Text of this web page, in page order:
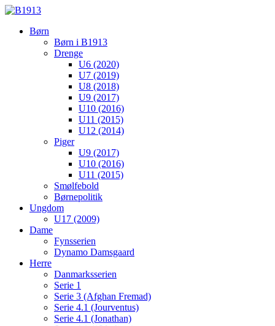
Børn
Børn i B1913
Drenge
U6 (2020)
U7 (2019)
U8 (2018)
U9 (2017)
U10 (2016)
U11 (2015)
U12 (2014)
Piger
U9 (2017)
U10 (2016)
U11 (2015)
Smølfebold
Børnepolitik
Ungdom
U17 (2009)
Dame
Fynsserien
Dynamo Damsgaard
Herre
Danmarksserien
Serie 1
Serie 3 (Afghan Fremad)
Serie 4.1 (Jourventus)
Serie 4.1 (Jonathan)